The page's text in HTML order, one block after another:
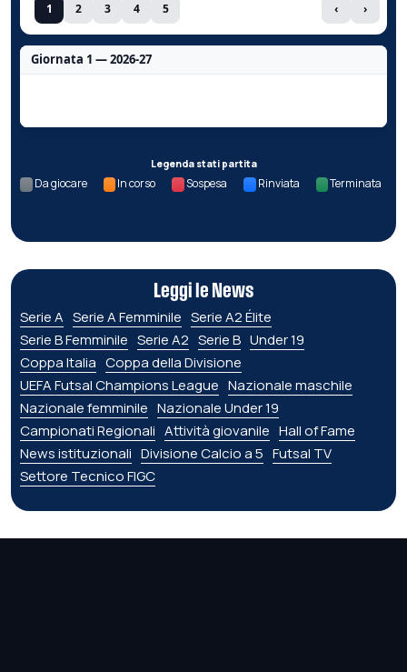
1 2 3 4 5 ‹ ›
Giornata 1 — 2026-27
Legenda stati partita
Da giocare In corso Sospesa Rinviata Terminata
Leggi le News
Serie A Serie A Femminile Serie A2 Élite
Serie B Femminile Serie A2 Serie B Under 19
Coppa Italia Coppa della Divisione
UEFA Futsal Champions League Nazionale maschile
Nazionale femminile Nazionale Under 19
Campionati Regionali Attività giovanile Hall of Fame
News istituzionali Divisione Calcio a 5 Futsal TV
Settore Tecnico FIGC